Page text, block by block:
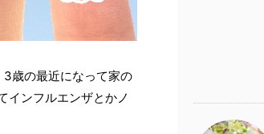
歳の最近になって家の
インフルエンザとかノ